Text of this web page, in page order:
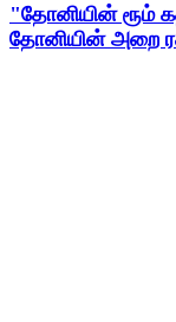
"தோனியின் ரூம்
தோனியின் அறை